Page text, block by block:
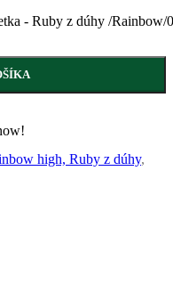
- Ruby z dúhy /Rainbow/03/
high, Ruby z dúhy,